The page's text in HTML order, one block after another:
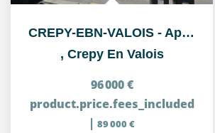
CREPY-EBN-VALOIS - Appartement 2 pièce(s) 38.28 m2
, Crepy En Valois
96 000 €
product.price.fees_included
| 89 000 €